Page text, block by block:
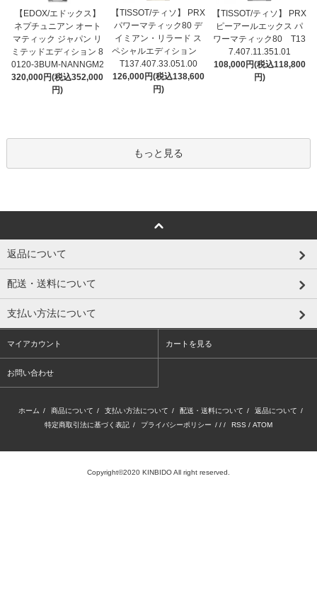
【EDOX/エドックス】
ネプチュニアン オート
マティック ジャパン リ
ミテッドエディション 8
0120-3BUM-NANNGM2
320,000円(税込352,000
円)
【TISSOT/ティソ】 PRX
パワーマティック80 デ
イミアン・リラード ス
ペシャルエディション
T137.407.33.051.00
126,000円(税込138,600
円)
【TISSOT/ティソ】 PRX
ピーアールエックス パ
ワーマティック80 T13
7.407.11.351.01
108,000円(税込118,800
円)
もっと見る
返品について
配送・送料について
支払い方法について
マイアカウント カートを見る
お問い合わせ
ホーム / 商品について / 支払い方法について / 配送・送料について / 返品について /
特定商取引法に基づく表記 / プライバシーポリシー / / / RSS / ATOM
Copyright©2020 KINBIDO All right reserved.